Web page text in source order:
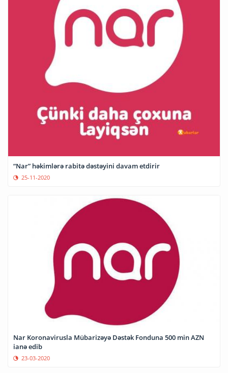
“Nar” həkimlərə rabitə dəstəyini davam etdirir
25-11-2020
Nar Koronavirusla Mübarizəyə Dəstək Fonduna 500 min AZN
ianə edib
23-03-2020